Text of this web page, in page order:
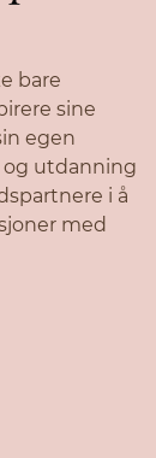
bare
sine
egen
og utdanning
i å
med